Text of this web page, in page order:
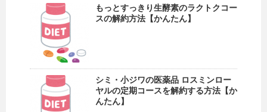
もっとすっきり生酵素のラクトクコー
スの解約方法【かんたん】
シミ・小ジワの医薬品 ロスミンロー
ヤルの定期コースを解約する方法【か
んたん】